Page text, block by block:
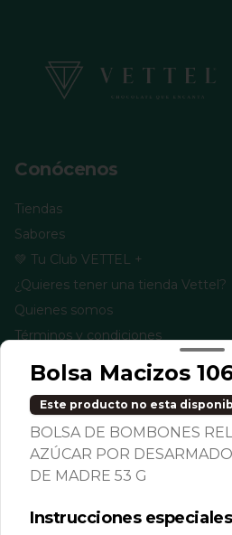
Conócenos
Tiendas
Sabores
💚 Tu Club VETTEL +
¿Quieres tener una tienda Vettel?
Quienes somos
Términos y condiciones
Política de privacidad
Redes sociales
Instagram
Mi cuenta
Bolsa Macizos
Este producto no esta
BOLSA DE BOMBONES
AZÚCAR POR
DE MADRE 53 G
Instrucciones especiales